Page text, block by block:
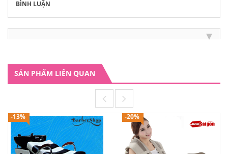
BÌNH LUẬN
SẢN PHẨM LIÊN QUAN
-13% -20%